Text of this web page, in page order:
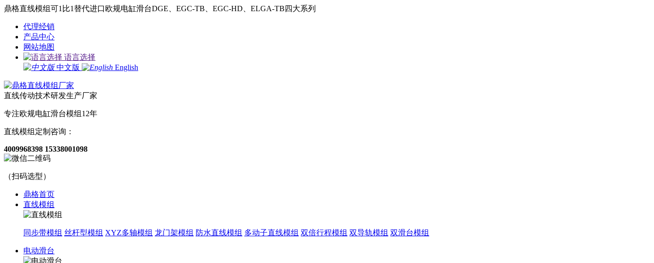
鼎格直线模组可1比1替代进口欧规电缸滑台DGE、EGC-TB、EGC-HD、ELGA-TB四大系列
代理经销
产品中心
网站地图
语言选择
中文版
English
直线传动技术研发生产厂家
专注欧规电缸滑台模组12年
直线模组定制咨询：
4009968398 15338001098
（扫码选型）
鼎格首页
直线模组
同步带模组 丝杆型模组 XYZ多轴模组 龙门架模组 防水直线模组 多动子直线模组 双倍行程模组 双导轨模组 双滑台模组
电动滑台